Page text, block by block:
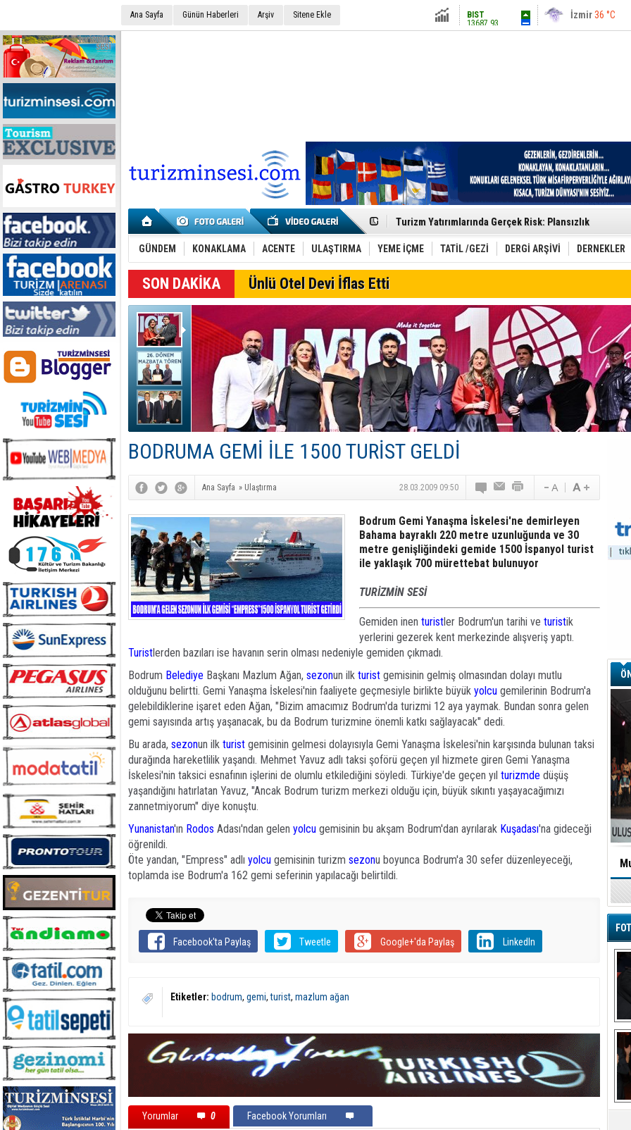
Ana Sayfa Günün Haberleri Arşiv Sitene Ekle
Altın6248.13 İstanbul 31 °C
Etkinlik sektörünün Çatı Kuruluşlardan İstanbul Zirvesi
Turizm Yatırımlarında Gerçek Risk: Plansızlık
Çelebi–THY İş Birliğiyle Kenya’da Güçleniyor
Global Yatırım Holding,%38 Artış: Net Kâr 46,5 Milyon
Yabancı Dijital Platformlara Ayrıcalık Yasası
Tatilsepeti’nden Villa Tatili Modeli
Jolly ile Mezopotamya’ya Yolculuk!
LÖSEV Yaz Okulu’nda Şifa ve Neşe
Turizm geliri ilk 6 ayda 25,7 milyar dolar oldu
Canovate’den Yeni Nesil Veri Merkezleri
Türk MICE Sektörüne Yeni Fırsatlar
TAV Havalimanları’ndan Yılın İlk Yarısında Rekor
SunExpress’ten Tatil Hamlesi
NG Grup, Domaniç’in Potansiyelini Vurguladı
GÜNDEM KONAKLAMA ACENTE ULAŞTIRMA YEME İÇME TATİL /GEZİ DERGİ ARŞİVİ DERNEKLER
SON DAKİKA Ünlü Otel Devi İflas Etti
BODRUMA GEMİ İLE 1500 TURİST GELDİ
Ana Sayfa » Ulaştırma 28.03.2009 09:50
Bodrum Gemi Yanaşma İskelesi'ne demirleyen
Bahama bayraklı 220 metre uzunluğunda ve 30
metre genişliğindeki gemide 1500 İspanyol turist
ile yaklaşık 700 mürettebat bulunuyor
TURİZMİN SESİ
Gemiden inen turistler Bodrum'un tarihi ve turistik
yerlerini gezerek kent merkezinde alışveriş yaptı.
Turistlerden bazıları ise havanın serin olması nedeniyle gemiden çıkmadı.
Bodrum Belediye Başkanı Mazlum Ağan, sezonun ilk turist gemisinin gelmiş olmasından dolayı mutlu
olduğunu belirtti. Gemi Yanaşma İskelesi'nin faaliyete geçmesiyle birlikte büyük yolcu gemilerinin Bodrum'a
gelebildiklerine işaret eden Ağan, "Bizim amacımız Bodrum'da turizmi 12 aya yaymak. Bundan sonra gelen
gemi sayısında artış yaşanacak, bu da Bodrum turizmine önemli katkı sağlayacak" dedi.
Bu arada, sezonun ilk turist gemisinin gelmesi dolayısıyla Gemi Yanaşma İskelesi'nin karşısında bulunan taksi
durağında hareketlilik yaşandı. Mehmet Yavuz adlı taksi şoförü geçen yıl hizmete giren Gemi Yanaşma
İskelesi'nin taksici esnafının işlerini de olumlu etkilediğini söyledi. Türkiye'de geçen yıl turizmde düşüş
yaşandığını hatırlatan Yavuz, "Ancak Bodrum turizm merkezi olduğu için, büyük sıkıntı yaşayacağımızı
zannetmiyorum" diye konuştu.
Yunanistan'ın Rodos Adası'ndan gelen yolcu gemisinin bu akşam Bodrum'dan ayrılarak Kuşadası'na gideceği
öğrenildi.
Öte yandan, "Empress" adlı yolcu gemisinin turizm sezonu boyunca Bodrum'a 30 sefer düzenleyeceği,
toplamda ise Bodrum'a 162 gemi seferinin yapılacağı belirtildi.
Facebook'ta Paylaş Tweetle Google+'da Paylaş LinkedIn
Etiketler: bodrum, gemi,turist, mazlum ağan
Yorumlar 0 Facebook Yorumları